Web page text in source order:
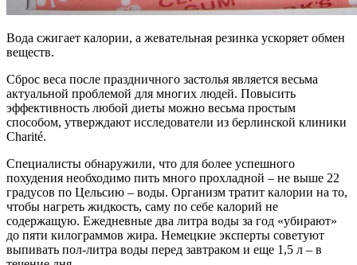
Вода сжигает калории, а жевательная резинка ускоряет обмен
веществ.
Сброс веса после праздничного застолья является весьма
актуальной проблемой для многих людей. Повысить
эффективность любой диеты можно весьма простым
способом, утверждают исследователи из берлинской клиники
Charité.
Специалисты обнаружили, что для более успешного
похудения необходимо пить много прохладной – не выше 22
градусов по Цельсию – воды. Организм тратит калории на то,
чтобы нагреть жидкость, саму по себе калорий не
содержащую. Ежедневные два литра воды за год «убирают»
до пяти килограммов жира. Немецкие эксперты советуют
выпивать пол-литра воды перед завтраком и еще 1,5 л – в